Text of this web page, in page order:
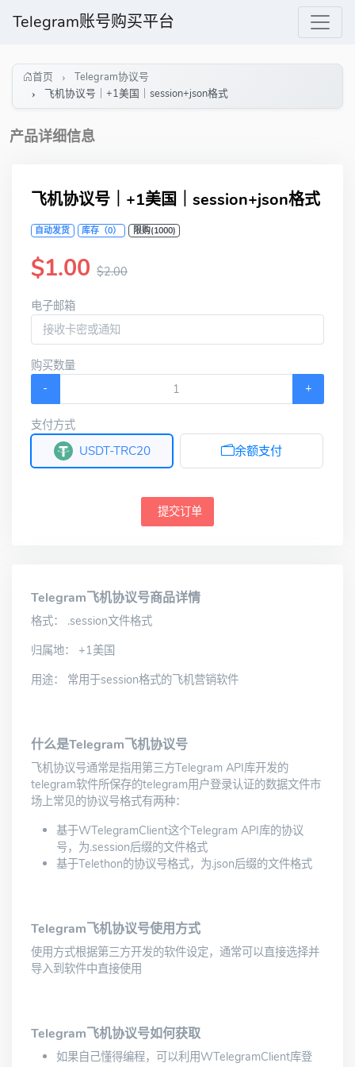
Telegram账号购买平台
首页
Telegram协议号
飞机协议号｜+1美国｜session+json格式
产品详细信息
飞机协议号｜+1美国｜session+json格式
自动发货 库存（0） 限购(1000)
$1.00 $2.00
电子邮箱
购买数量
-
+
支付方式
USDT-TRC20
余额支付
提交订单
Telegram飞机协议号商品详情
格式： .session文件格式
归属地： +1美国
用途： 常用于session格式的飞机营销软件
什么是Telegram飞机协议号
飞机协议号通常是指用第三方Telegram API库开发的
telegram软件所保存的telegram用户登录认证的数据文件市
场上常见的协议号格式有两种：
基于WTelegramClient这个Telegram API库的协议
号，为.session后缀的文件格式
基于Telethon的协议号格式，为.json后缀的文件格式
Telegram飞机协议号使用方式
使用方式根据第三方开发的软件设定，通常可以直接选择并
导入到软件中直接使用
Telegram飞机协议号如何获取
如果自己懂得编程，可以利用WTelegramClient库登